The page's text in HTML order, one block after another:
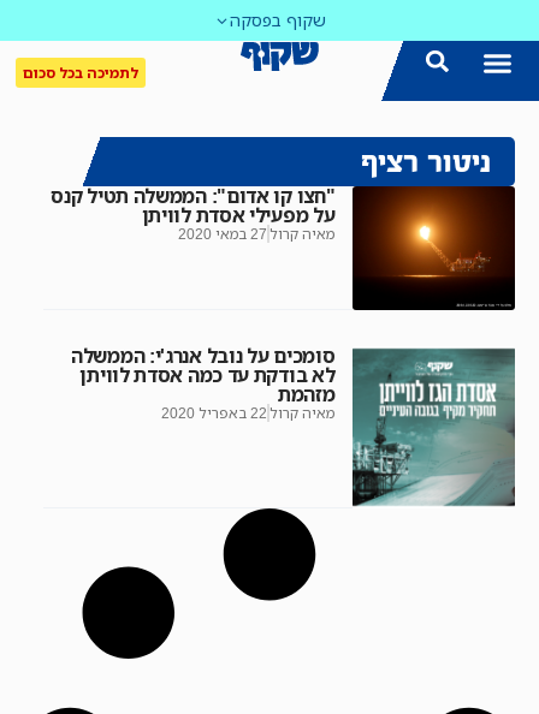
שקוף בפסקה
לתמיכה בכל סכום
ניטור רציף
"חצו קו אדום": הממשלה תטיל קנס
על מפעילי אסדת לוויתן
מאיה קרול 27 במאי 2020
סומכים על נובל אנרג'י: הממשלה
לא בודקת עד כמה אסדת לוויתן
מזהמת
מאיה קרול 22 באפריל 2020